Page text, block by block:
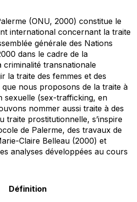
(ONU, 2000) constitue le
international concernant la traite
générale des Nations
dans le cadre de la
transnationale
la traite des femmes et des
nous proposons de la traite à
sexuelle (sex-trafficking, en
nommer aussi traite à des
traite prostitutionnelle, s’inspire
de Palerme, des travaux de
Claire Belleau (2000) et
analyses développées au cours
Définition